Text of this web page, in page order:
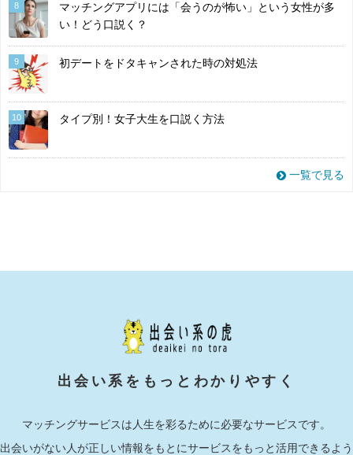
8
マッチングアプリには「会うのが怖い」という女性が多
い！どう口説く？
9 初デートをドタキャンされた時の対処法
10 タイプ別！女子大生を口説く方法
一覧で見る
出会い系をもっとわかりやすく
マッチングサービスは人生を彩るために必要なサービスです。
出会いがない人が正しい情報をもとにサービスをもっと活用できるよう